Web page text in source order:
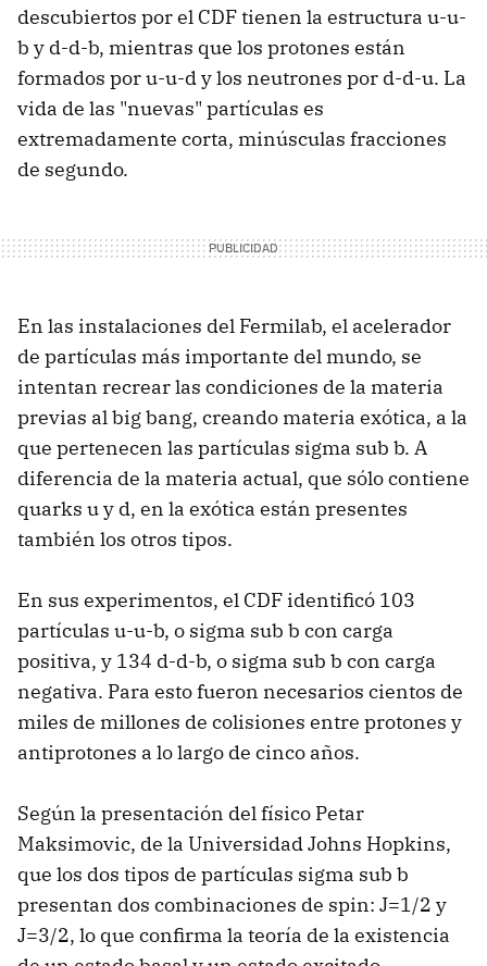
descubiertos por el CDF tienen la estructura u-u-
b y d-d-b, mientras que los protones están
formados por u-u-d y los neutrones por d-d-u. La
vida de las "nuevas" partículas es
extremadamente corta, minúsculas fracciones
de segundo.
En las instalaciones del Fermilab, el acelerador
de partículas más importante del mundo, se
intentan recrear las condiciones de la materia
previas al big bang, creando materia exótica, a la
que pertenecen las partículas sigma sub b. A
diferencia de la materia actual, que sólo contiene
quarks u y d, en la exótica están presentes
también los otros tipos.
En sus experimentos, el CDF identificó 103
partículas u-u-b, o sigma sub b con carga
positiva, y 134 d-d-b, o sigma sub b con carga
negativa. Para esto fueron necesarios cientos de
miles de millones de colisiones entre protones y
antiprotones a lo largo de cinco años.
Según la presentación del físico Petar
Maksimovic, de la Universidad Johns Hopkins,
que los dos tipos de partículas sigma sub b
presentan dos combinaciones de spin: J=1/2 y
J=3/2, lo que confirma la teoría de la existencia